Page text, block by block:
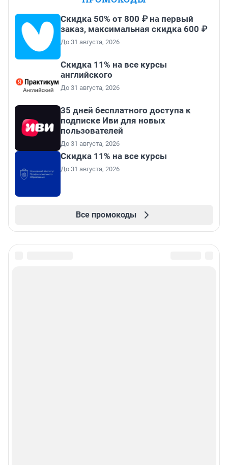
Скидка 50% от 800 ₽ на первый
заказ, максимальная скидка 600 ₽
До 31 августа, 2026
Скидка 11% на все курсы
английского
До 31 августа, 2026
35 дней бесплатного доступа к
подписке Иви для новых
пользователей
До 31 августа, 2026
Скидка 11% на все курсы
До 31 августа, 2026
Все промокоды